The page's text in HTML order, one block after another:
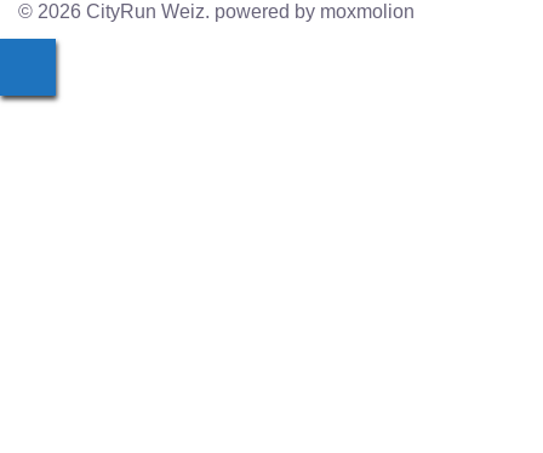
© 2026 CityRun Weiz. powered by moxmolion